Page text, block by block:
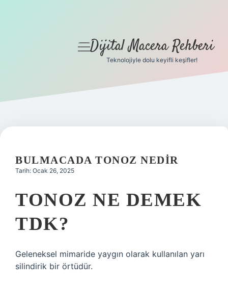
Gizlilik Politikası
Yasal Uyarı
menüyü
Dijital Macera Rehberi
Teknolojiyle dolu keyifli keşifler!
BULMACADA TONOZ NEDIR
Tarih: Ocak 26, 2025
TONOZ NE DEMEK
TDK?
Geleneksel mimaride yaygın olarak kullanılan yarı
silindirik bir örtüdür.